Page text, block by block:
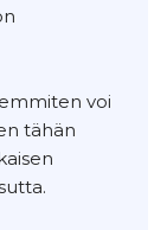
voi
tähän